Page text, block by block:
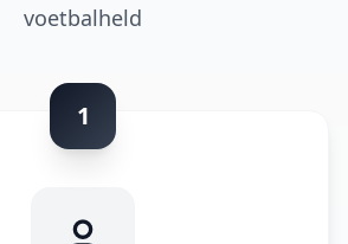
voetbalheld
1